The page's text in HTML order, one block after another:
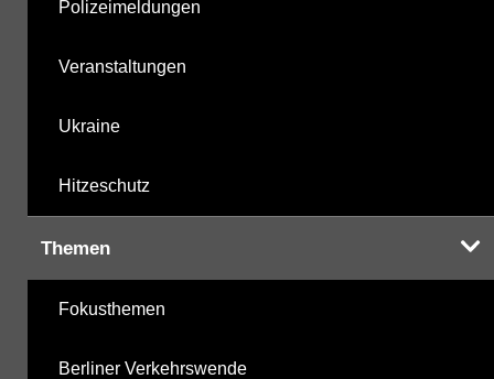
Polizeimeldungen
Veranstaltungen
Ukraine
Hitzeschutz
Themen
Fokusthemen
Berliner Verkehrswende